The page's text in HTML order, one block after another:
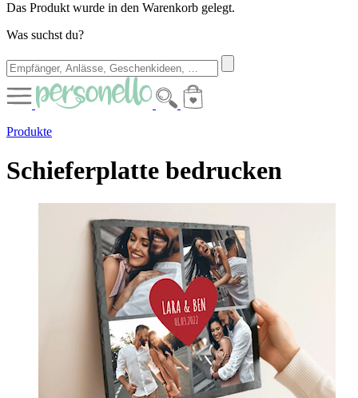
Das Produkt wurde in den Warenkorb gelegt.
Was suchst du?
Produkte
Schieferplatte bedrucken